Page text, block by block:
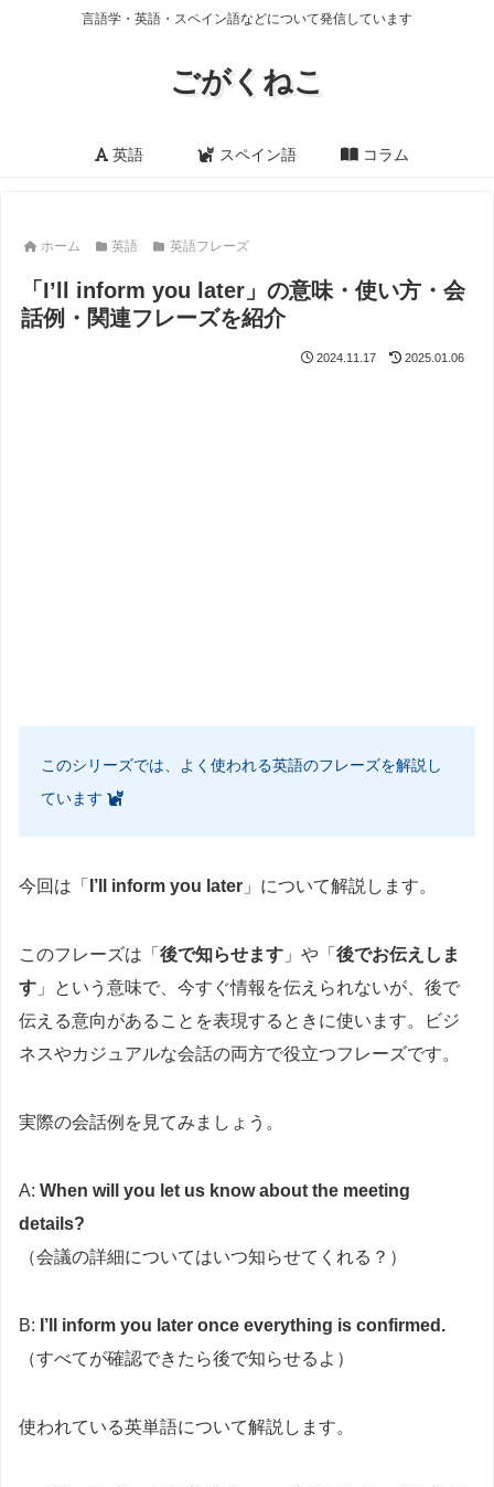
言語学・英語・スペイン語などについて発信しています
ごがくねこ
英語 スペイン語 コラム
ホーム 英語 英語フレーズ
「I’ll inform you later」の意味・使い方・会
話例・関連フレーズを紹介
2024.11.17 2025.01.06
このシリーズでは、よく使われる英語のフレーズを解説し
ています
今回は「 I’ll inform you later 」について解説します。
このフレーズは「 後で知らせます 」や「 後でお伝えしま
す 」という意味で、今すぐ情報を伝えられないが、後で
伝える意向があることを表現するときに使います。ビジ
ネスやカジュアルな会話の両方で役立つフレーズです。
実際の会話例を見てみましょう。
A: When will you let us know about the meeting
details?
（会議の詳細についてはいつ知らせてくれる？）
B: I’ll inform you later once everything is confirmed.
（すべてが確認できたら後で知らせるよ）
使われている英単語について解説します。